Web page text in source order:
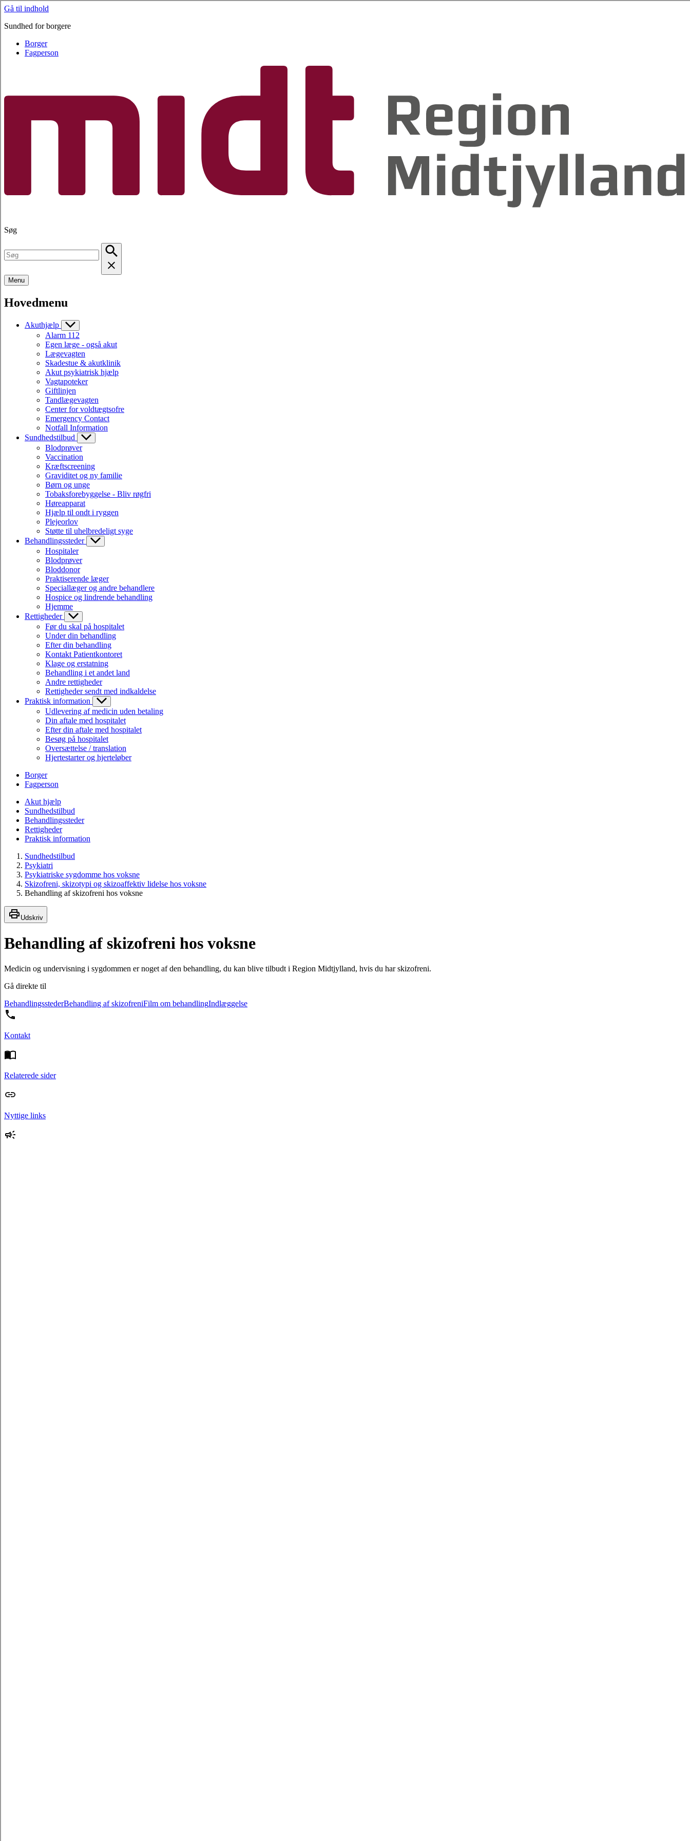
Gå til indhold
Sundhed for borgere
Borger
Fagperson
Søg
Menu
Hovedmenu
Akuthjælp
Alarm 112
Egen læge - også akut
Lægevagten
Skadestue & akutklinik
Akut psykiatrisk hjælp
Vagtapoteker
Giftlinjen
Tandlægevagten
Center for voldtægtsofre
Emergency Contact
Notfall Information
Sundhedstilbud
Blodprøver
Vaccination
Kræftscreening
Graviditet og ny familie
Børn og unge
Tobaksforebyggelse - Bliv røgfri
Høreapparat
Hjælp til ondt i ryggen
Plejeorlov
Støtte til uhelbredeligt syge
Behandlingssteder
Hospitaler
Blodprøver
Bloddonor
Praktiserende læger
Speciallæger og andre behandlere
Hospice og lindrende behandling
Hjemme
Rettigheder
Før du skal på hospitalet
Under din behandling
Efter din behandling
Kontakt Patientkontoret
Klage og erstatning
Behandling i et andet land
Andre rettigheder
Rettigheder sendt med indkaldelse
Praktisk information
Udlevering af medicin uden betaling
Din aftale med hospitalet
Efter din aftale med hospitalet
Besøg på hospitalet
Oversættelse / translation
Hjertestarter og hjerteløber
Borger
Fagperson
Akut hjælp
Sundhedstilbud
Behandlingssteder
Rettigheder
Praktisk information
Sundhedstilbud
Psykiatri
Psykiatriske sygdomme hos voksne
Skizofreni, skizotypi og skizoaffektiv lidelse hos voksne
Behandling af skizofreni hos voksne
Udskriv
Behandling af skizofreni hos voksne
Medicin og undervisning i sygdommen er noget af den behandling, du kan blive tilbudt i Region Midtjylland, hvis du har skizofreni.
Gå direkte til
BehandlingsstederBehandling af skizofreniFilm om behandlingIndlæggelse
Kontakt
Relaterede sider
Nyttige links